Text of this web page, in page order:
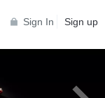
Sign In Sign up